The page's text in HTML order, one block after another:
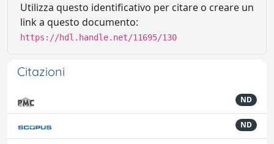
Utilizza questo identificativo per citare o creare un
link a questo documento:
https://hdl.handle.net/11695/130
Citazioni
ND
ND